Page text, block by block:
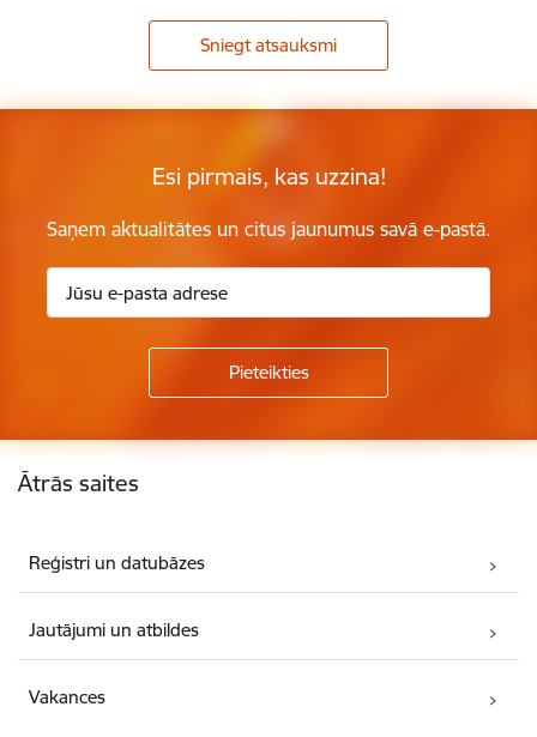
Sniegt atsauksmi
Esi pirmais, kas uzzina!
Saņem aktualitātes un citus jaunumus savā e-pastā.
Kājene
Ātrās saites
Reģistri un datubāzes
Jautājumi un atbildes
Vakances